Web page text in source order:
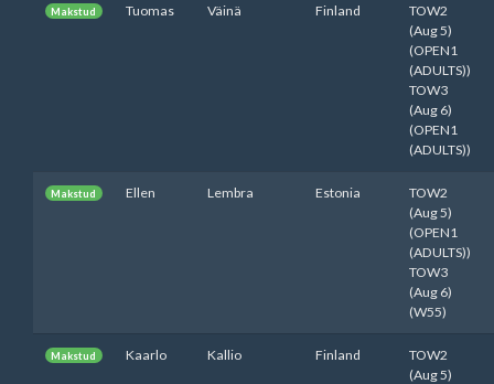
Makstud Tuomas Väinä Finland
TOW2
(Aug 5)
(OPEN1
(ADULTS))
TOW3
(Aug 6)
(OPEN1
(ADULTS))
Makstud Ellen Lembra Estonia
TOW2
(Aug 5)
(OPEN1
(ADULTS))
TOW3
(Aug 6)
(W55)
Makstud Kaarlo Kallio Finland
TOW2
(Aug 5)